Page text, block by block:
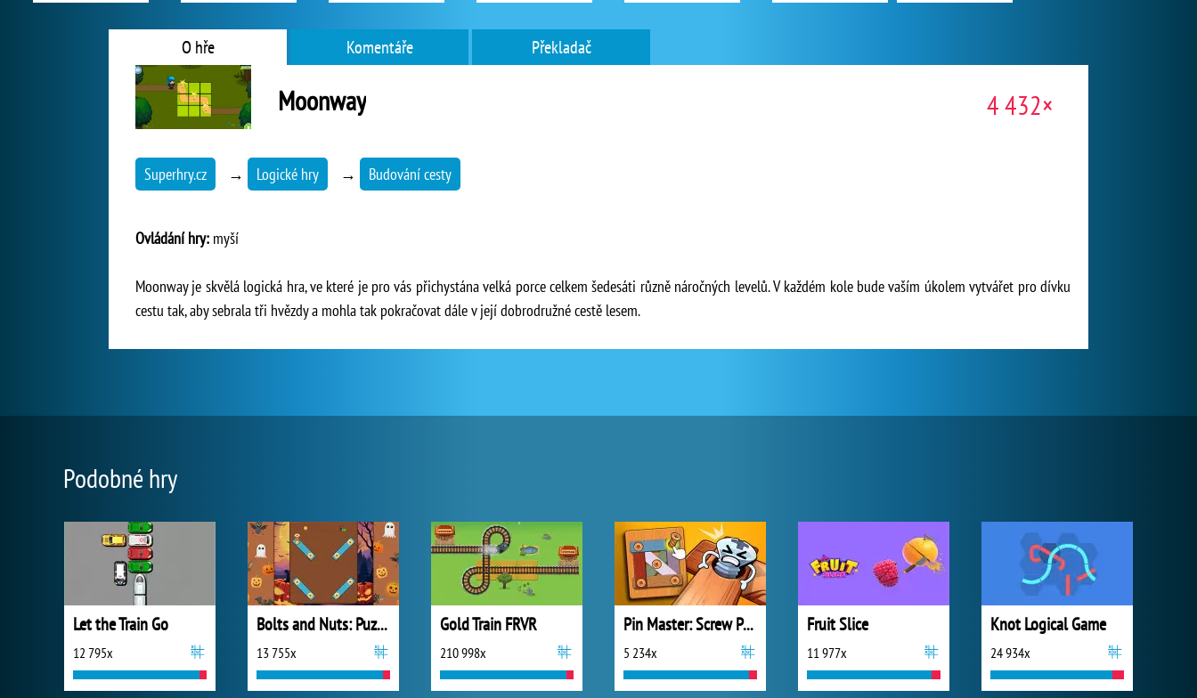
O hře Komentáře Překladač
Moonway 4 432×
Superhry.cz → Logické hry → Budování cesty
Ovládání hry: myší
Moonway je skvělá logická hra, ve které je pro vás přichystána velká porce celkem šedesáti různě náročných levelů. V každém kole bude vaším úkolem vytvářet pro dívku
cestu tak, aby sebrala tři hvězdy a mohla tak pokračovat dále v její dobrodružné cestě lesem.
Podobné hry
Let the Train Go
12 795x
Bolts and Nuts: Puzzle
13 755x
Gold Train FRVR
210 998x
Pin Master: Screw Puzzle Quest
5 234x
Fruit Slice
11 977x
Knot Logical Game
24 934x